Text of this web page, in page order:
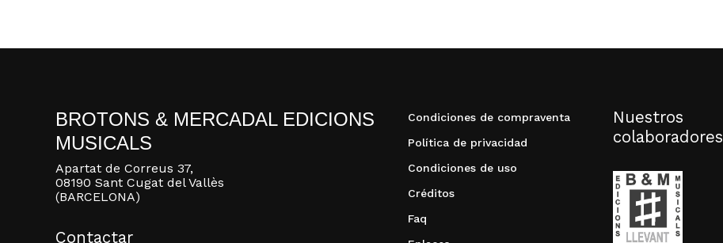
BROTONS & MERCADAL EDICIONS
MUSICALS
Apartat de Correus 37,
08190 Sant Cugat del Vallès
(BARCELONA)
Contactar
Condiciones de compraventa
Política de privacidad
Condiciones de uso
Créditos
Faq
Nuestros
colaboradores